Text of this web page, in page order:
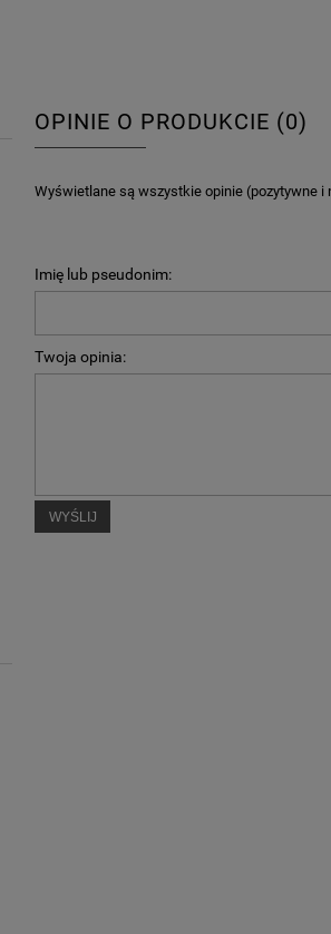
OPINIE O PRODUKCIE (0)
Wyświetlane są wszystkie opinie (pozytywne i
Imię lub pseudonim:
Twoja opinia:
WYŚLIJ